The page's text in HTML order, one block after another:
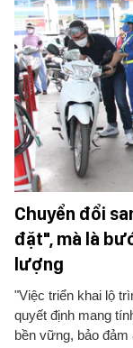
Chuyển đổi
đặt", mà là
lượng
"Việc triển khai lộ
quyết định mang
bền vững, bảo